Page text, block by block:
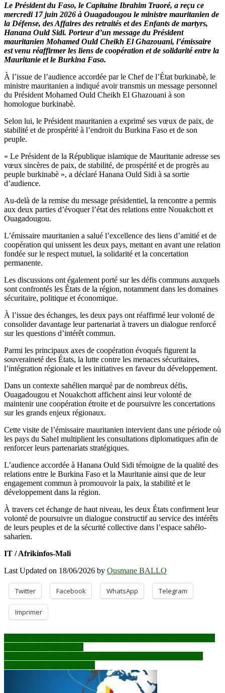
Le Président du Faso, le Capitaine Ibrahim Traoré, a reçu ce
mercredi 17 juin 2026 à Ouagadougou le ministre mauritanien de
la Défense, des Affaires des retraités et des Enfants de martyrs,
Hanana Ould Sidi. Porteur d’un message du Président
mauritanien Mohamed Ould Cheikh El Ghazouani, l’émissaire
est venu réaffirmer les liens de coopération et de solidarité entre la
Mauritanie et le Burkina Faso.
À l’issue de l’audience accordée par le Chef de l’État burkinabè, le
ministre mauritanien a indiqué avoir transmis un message personnel
du Président Mohamed Ould Cheikh El Ghazouani à son
homologue burkinabè.
Selon lui, le Président mauritanien a exprimé ses vœux de paix, de
stabilité et de prospérité à l’endroit du Burkina Faso et de son
peuple.
« Le Président de la République islamique de Mauritanie adresse ses
vœux sincères de paix, de stabilité, de prospérité et de progrès au
peuple burkinabè », a déclaré Hanana Ould Sidi à sa sortie
d’audience.
Au-delà de la remise du message présidentiel, la rencontre a permis
aux deux parties d’évoquer l’état des relations entre Nouakchott et
Ouagadougou.
L’émissaire mauritanien a salué l’excellence des liens d’amitié et de
coopération qui unissent les deux pays, mettant en avant une relation
fondée sur le respect mutuel, la solidarité et la concertation
permanente.
Les discussions ont également porté sur les défis communs auxquels
sont confrontés les États de la région, notamment dans les domaines
sécuritaire, politique et économique.
À l’issue des échanges, les deux pays ont réaffirmé leur volonté de
consolider davantage leur partenariat à travers un dialogue renforcé
sur les questions d’intérêt commun.
Parmi les principaux axes de coopération évoqués figurent la
souveraineté des États, la lutte contre les menaces sécuritaires,
l’intégration régionale et les initiatives en faveur du développement.
Dans un contexte sahélien marqué par de nombreux défis,
Ouagadougou et Nouakchott affichent ainsi leur volonté de
maintenir une coopération étroite et de poursuivre les concertations
sur les grands enjeux régionaux.
Cette visite de l’émissaire mauritanien intervient dans une période où
les pays du Sahel multiplient les consultations diplomatiques afin de
renforcer leurs partenariats stratégiques.
L’audience accordée à Hanana Ould Sidi témoigne de la qualité des
relations entre le Burkina Faso et la Mauritanie ainsi que de leur
engagement commun à promouvoir la paix, la stabilité et le
développement dans la région.
À travers cet échange de haut niveau, les deux États confirment leur
volonté de poursuivre un dialogue constructif au service des intérêts
de leurs peuples et de la sécurité collective dans l’espace sahélo-
saharien.
IT / Afrikinfos-Mali
Last Updated on 18/06/2026 by Ousmane BALLO
Twitter Facebook WhatsApp Telegram
Imprimer
Navigation
de
l’article